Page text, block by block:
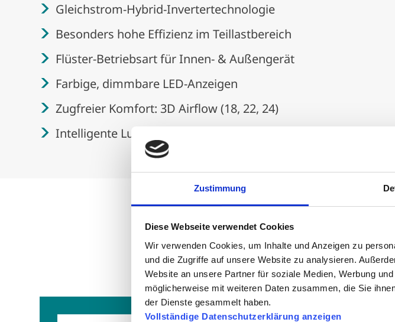
Zustimmung
Diese Webseite verwendet Cookies
Wir verwenden Cookies, um Inhalte und Anzeigen zu
und die Zugriffe auf unsere Website zu analysieren.
Website an unsere Partner für soziale Medien, Werbung
möglicherweise mit weiteren Daten zusammen, die Sie
der Dienste gesammelt haben.
Vollständige Datenschutzerklärung anzeigen
Gleichstrom-Hybrid-Invertertechnologie
Besonders hohe Effizienz im Teillastbereich
Flüster-Betriebsart für Innen- & Außengerät
Farbige, dimmbare LED-Anzeigen
Zugfreier Komfort: 3D Airflow (18, 22, 24)
Intelligente Luftführung: Hada Careflow